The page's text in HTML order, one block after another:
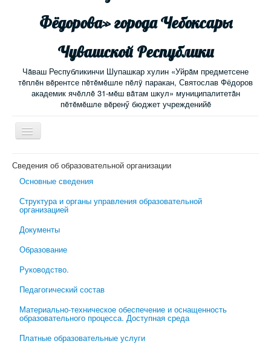
Фёдорова» города Чебоксары
Чувашской Республики
Чăваш Республикинчи Шупашкар хулин «Уйрăм предметсене
тĕплĕн вĕрентсе пĕтĕмĕшле пĕлÿ паракан, Святослав Фёдоров
академик ячĕллĕ 31-мĕш вăтам шкул» муниципалитетăн
пĕтĕмĕшле вĕренӳ бюджет учрежденийĕ
Включить/
выключить
Новости
Электронный журнал
Родительский всеобуч
Обратная связь
Школьная психологическая помощь
Сведения об образовательной организации
Основные сведения
Структура и органы управления образовательной
организацией
Документы
Образование
Руководство.
Педагогический состав
Материально-техническое обеспечение и оснащенность
образовательного процесса. Доступная среда
Платные образовательные услуги